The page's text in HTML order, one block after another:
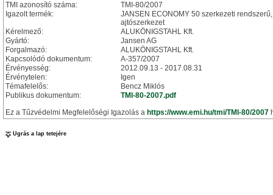
TMI azonosító száma:
TMI-80/2007
Igazolt termék:
JANSEN ECONOMY 50 szerkezeti
ajtószerkezet
Kérelmező:
ALUKÖNIGSTAHL Kft.
Gyártó:
Jansen AG
Forgalmazó:
ALUKÖNIGSTAHL Kft.
Kapcsolódó dokumentum:
A-357/2007
Érvényesség:
2012.09.13 - 2017.08.31
Érvénytelen:
Igen
Témafelelős:
Bencz Miklós
Publikus dokumentum:
TMI-80-2007.pdf
Ez a Tűzvédelmi Megfelelőségi Igazolás a https://www.emi.hu/tmi/TMI-80/2007
Ugrás a lap tetejére